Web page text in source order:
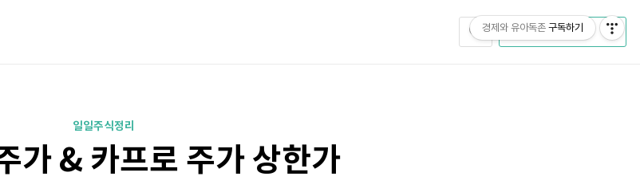
CATEGORY
일일주식정리
가 & 카프로 주가 상한가
경제와 유아독존 구독하기